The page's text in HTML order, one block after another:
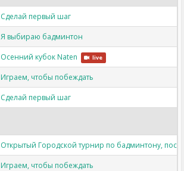
Сделай первый шаг
Я выбираю бадминтон
Осенний кубок Naten live
Играем, чтобы побеждать
Сделай первый шаг
Открытый Городской турнир по бадминтону,
Играем, чтобы побеждать